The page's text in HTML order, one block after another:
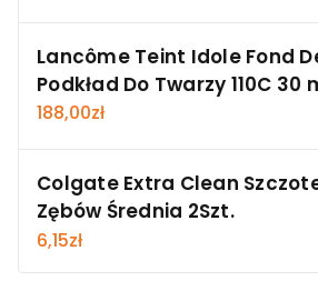
Lancôme Teint Idole Fond
Podkład Do Twarzy 110C 30
188,00zł
Colgate Extra Clean
Zębów Średnia 2Szt.
6,15zł